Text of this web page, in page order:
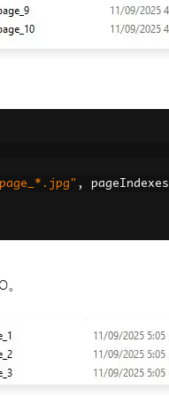
, pageIndexes